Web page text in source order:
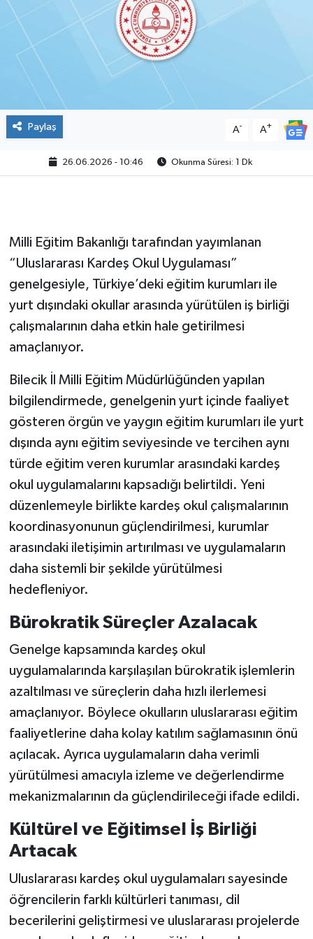
Paylaş A- A+
26.06.2026 - 10:46 Okunma Süresi: 1 Dk
Milli Eğitim Bakanlığı tarafından yayımlanan
“Uluslararası Kardeş Okul Uygulaması”
genelgesiyle, Türkiye’deki eğitim kurumları ile
yurt dışındaki okullar arasında yürütülen iş birliği
çalışmalarının daha etkin hale getirilmesi
amaçlanıyor.
Bilecik İl Milli Eğitim Müdürlüğünden yapılan
bilgilendirmede, genelgenin yurt içinde faaliyet
gösteren örgün ve yaygın eğitim kurumları ile yurt
dışında aynı eğitim seviyesinde ve tercihen aynı
türde eğitim veren kurumlar arasındaki kardeş
okul uygulamalarını kapsadığı belirtildi. Yeni
düzenlemeyle birlikte kardeş okul çalışmalarının
koordinasyonunun güçlendirilmesi, kurumlar
arasındaki iletişimin artırılması ve uygulamaların
daha sistemli bir şekilde yürütülmesi
hedefleniyor.
Bürokratik Süreçler Azalacak
Genelge kapsamında kardeş okul
uygulamalarında karşılaşılan bürokratik işlemlerin
azaltılması ve süreçlerin daha hızlı ilerlemesi
amaçlanıyor. Böylece okulların uluslararası eğitim
faaliyetlerine daha kolay katılım sağlamasının önü
açılacak. Ayrıca uygulamaların daha verimli
yürütülmesi amacıyla izleme ve değerlendirme
mekanizmalarının da güçlendirileceği ifade edildi.
Kültürel ve Eğitimsel İş Birliği
Artacak
Uluslararası kardeş okul uygulamaları sayesinde
öğrencilerin farklı kültürleri tanıması, dil
becerilerini geliştirmesi ve uluslararası projelerde